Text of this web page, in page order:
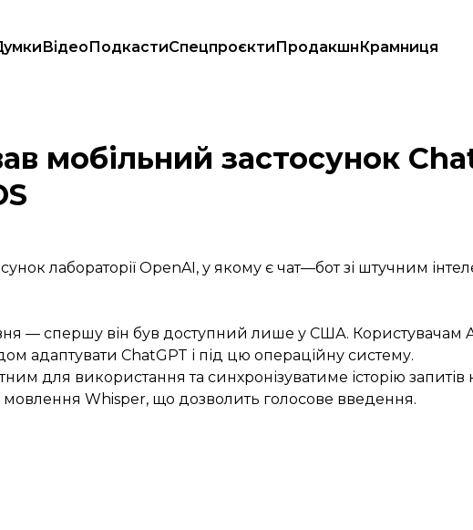
ВідеоПодкастиСпецпроєктиПродакшнКрамниця
поки що лише на iOS
мобільний застосунок
лабораторії OpenAI, у якому є чат—бот зі штучним
— спершу він був доступний лише у США. Користувачам
адаптувати ChatGPT і під цю операційну систему.
для використання та синхронізуватиме історію запитів
мовлення Whisper, що дозволить голосове введення.